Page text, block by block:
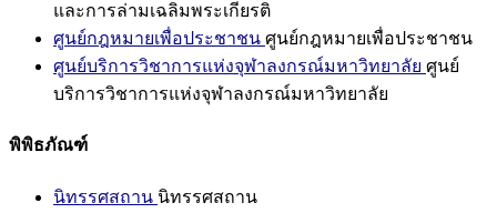
และการล่ามเฉลิมพระเกียรติ
ศูนย์กฎหมายเพื่อประชาชน ศูนย์กฎหมายเพื่อประชาชน
ศูนย์บริการวิชาการแห่งจุฬาลงกรณ์มหาวิทยาลัย ศูนย์
บริการวิชาการแห่งจุฬาลงกรณ์มหาวิทยาลัย
พิพิธภัณฑ์
นิทรรศสถาน นิทรรศสถาน